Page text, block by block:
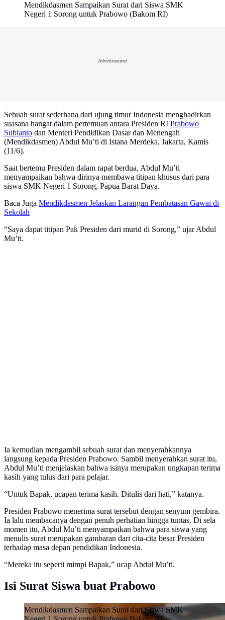
Mendikdasmen Sampaikan Surat dari Siswa SMK
Negeri 1 Sorong untuk Prabowo (Bakom RI)
Advertisement
Sebuah surat sederhana dari ujung timur Indonesia menghadirkan
suasana hangat dalam pertemuan antara Presiden RI Prabowo
Subianto dan Menteri Pendidikan Dasar dan Menengah
(Mendikdasmen) Abdul Mu’ti di Istana Merdeka, Jakarta, Kamis
(11/6).
Saat bertemu Presiden dalam rapat berdua, Abdul Mu’ti
menyampaikan bahwa dirinya membawa titipan khusus dari para
siswa SMK Negeri 1 Sorong, Papua Barat Daya.
Baca Juga Mendikdasmen Jelaskan Larangan Pembatasan Gawai di
Sekolah
“Saya dapat titipan Pak Presiden dari murid di Sorong,” ujar Abdul
Mu’ti.
Ia kemudian mengambil sebuah surat dan menyerahkannya
langsung kepada Presiden Prabowo. Sambil menyerahkan surat itu,
Abdul Mu’ti menjelaskan bahwa isinya merupakan ungkapan terima
kasih yang tulus dari para pelajar.
“Untuk Bapak, ucapan terima kasih. Ditulis dari hati,” katanya.
Presiden Prabowo menerima surat tersebut dengan senyum gembira.
Ia lalu membacanya dengan penuh perhatian hingga tuntas. Di sela
momen itu, Abdul Mu’ti menyampaikan bahwa para siswa yang
menulis surat merupakan gambaran dari cita-cita besar Presiden
terhadap masa depan pendidikan Indonesia.
“Mereka itu seperti mimpi Bapak,” ucap Abdul Mu’ti.
Isi Surat Siswa buat Prabowo
Mendikdasmen Sampaikan Surat dari Siswa SMK